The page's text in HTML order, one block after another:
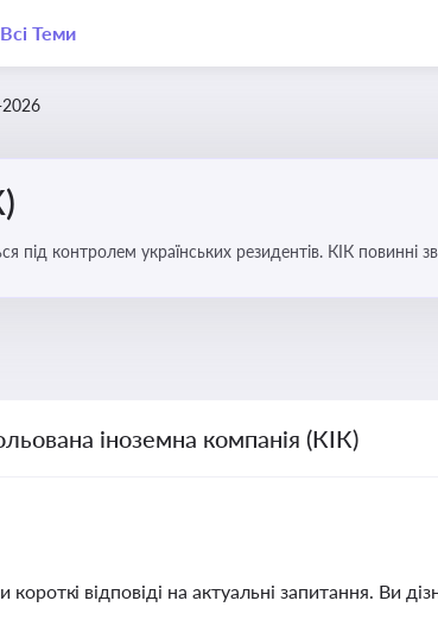
Всі Теми
під контролем українських резидентів. КІК повинні
іноземна компанія (КІК)
відповіді на актуальні запитання. Ви